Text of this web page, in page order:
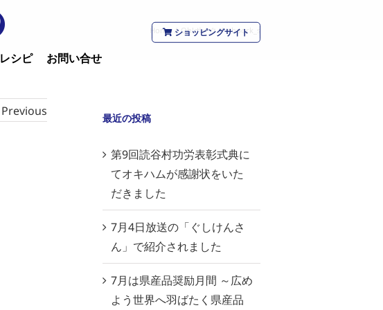
ショッピングサイト
レシピ お問い合せ
Home / Oh!ポーク / ohpork_s
Previous 最近の投稿
第9回読谷村功労表彰式典に
てオキハムが感謝状をいた
だきました
7月4日放送の「ぐしけんさ
ん」で紹介されました
7月は県産品奨励月間 ～広め
よう世界へ羽ばたく県産品